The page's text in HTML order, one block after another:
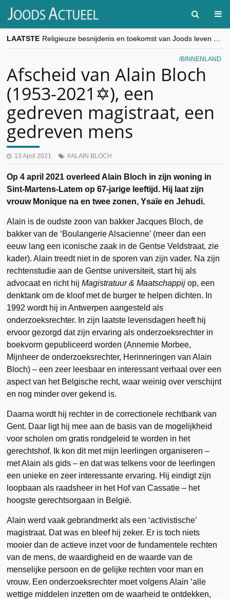
LAATSTE
“Besnijdenisdebat toont hoe moeilijk seculiere Westen minderheden begrijpt”, Jinnih Beels (Vooruit)
CITYTRIP | ROEMENIË – Boekarest: de verrassing van Oost-Europa
BINNENLAND
Afscheid van Alain Bloch
(1953-2021✡︎), een
gedreven magistraat, een
gedreven mens
13 April 2021 ALAIN BLOCH
Op 4 april 2021 overleed Alain Bloch in zijn woning in
Sint-Martens-Latem op 67-jarige leeftijd. Hij laat zijn
vrouw Monique na en twee zonen, Ysaïe en Jehudi.
Alain is de oudste zoon van bakker Jacques Bloch, de
bakker van de ‘Boulangerie Alsacienne’ (meer dan een
eeuw lang een iconische zaak in de Gentse Veldstraat, zie
kader). Alain treedt niet in de sporen van zijn vader. Na zijn
rechtenstudie aan de Gentse universiteit, start hij als
advocaat en richt hijMagistratuur & Maatschappijop, een
denktank om de kloof met de burger te helpen dichten. In
1992 wordt hij in Antwerpen aangesteld als
onderzoeksrechter. In zijn laatste levensdagen heeft hij
ervoor gezorgd dat zijn ervaring als onderzoeksrechter in
boekvorm gepubliceerd worden (Annemie Morbee,
Mijnheer de onderzoeksrechter, Herinneringen van Alain
Bloch) – een zeer leesbaar en interessant verhaal over een
aspect van het Belgische recht, waar weinig over verschijnt
en nog minder over gekend is.
Daarna wordt hij rechter in de correctionele rechtbank van
Gent. Daar ligt hij mee aan de basis van de mogelijkheid
voor scholen om gratis rondgeleid te worden in het
gerechtshof. Ik kon dit met mijn leerlingen organiseren –
met Alain als gids – en dat was telkens voor de leerlingen
een unieke en zeer interessante ervaring. Hij eindigt zijn
loopbaan als raadsheer in het Hof van Cassatie – het
hoogste gerechtsorgaan in België.
Alain werd vaak gebrandmerkt als een ‘activistische’
magistraat. Dat was en bleef hij zeker. Er is toch niets
mooier dan de actieve inzet voor de fundamentele rechten
van de mens, de waardigheid en de waarde van de
menselijke persoon en de gelijke rechten voor man en
vrouw. Een onderzoeksrechter moet volgens Alain ‘alle
wettige middelen inzetten om de waarheid te ontdekken,